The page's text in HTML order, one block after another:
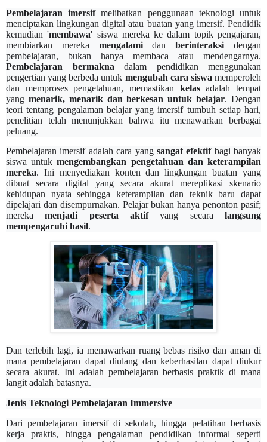
Pembelajaran imersifmelibatkan penggunaan teknologi untuk
menciptakan lingkungan digital atau buatan yang imersif. Pendidik
kemudian 'membawa' siswa mereka ke dalam topik pengajaran,
membiarkan mereka mengalamidanberinteraksi dengan
pembelajaran, bukan hanya membaca atau mendengarnya.
Pembelajaran bermakna dalam pendidikan menggunakan
pengertian yang berbeda untuk mengubah cara siswa memperoleh
dan memproses pengetahuan, memastikan kelasadalah tempat
yang menarik, menarik dan berkesan untuk belajar. Dengan
teori tentang pengalaman belajar yang imersif tumbuh setiap hari,
penelitian telah menunjukkan bahwa itu menawarkan berbagai
peluang.
Pembelajaran imersif adalah cara yang sangat efektifbagi banyak
siswa untukmengembangkan pengetahuan dan keterampilan
mereka. Ini menyediakan konten dan lingkungan buatan yang
dibuat secara digital yang secara akurat mereplikasi skenario
kehidupan nyata sehingga keterampilan dan teknik baru dapat
dipelajari dan disempurnakan. Pelajar bukan hanya penonton pasif;
merekamenjadi peserta aktifyang secaralangsung
mempengaruhi hasil.
Dan terlebih lagi, ia menawarkan ruang bebas risiko dan aman di
mana pembelajaran dapat diulang dan keberhasilan dapat diukur
secara akurat. Ini adalah pembelajaran berbasis praktik di mana
langit adalah batasnya.
Jenis Teknologi Pembelajaran Immersive
Dari pembelajaran imersif di sekolah, hingga pelatihan berbasis
kerja praktis, hingga pengalaman pendidikan informal seperti